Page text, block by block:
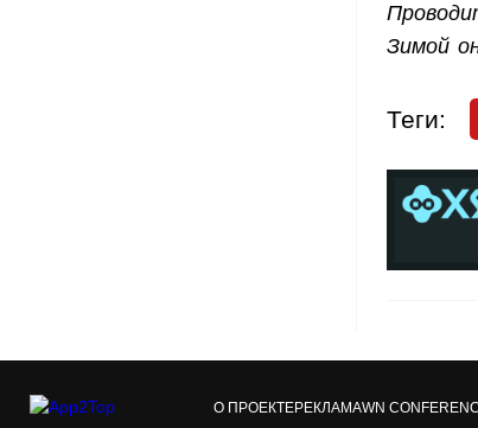
Зимой
Теги:
О ПРОЕКТЕРЕКЛАМАWN